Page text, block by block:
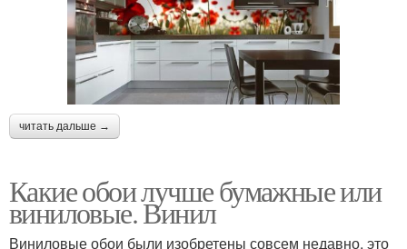
читать дальше →
Какие обои лучше бумажные или
виниловые. Винил
Виниловые обои были изобретены совсем недавно, это